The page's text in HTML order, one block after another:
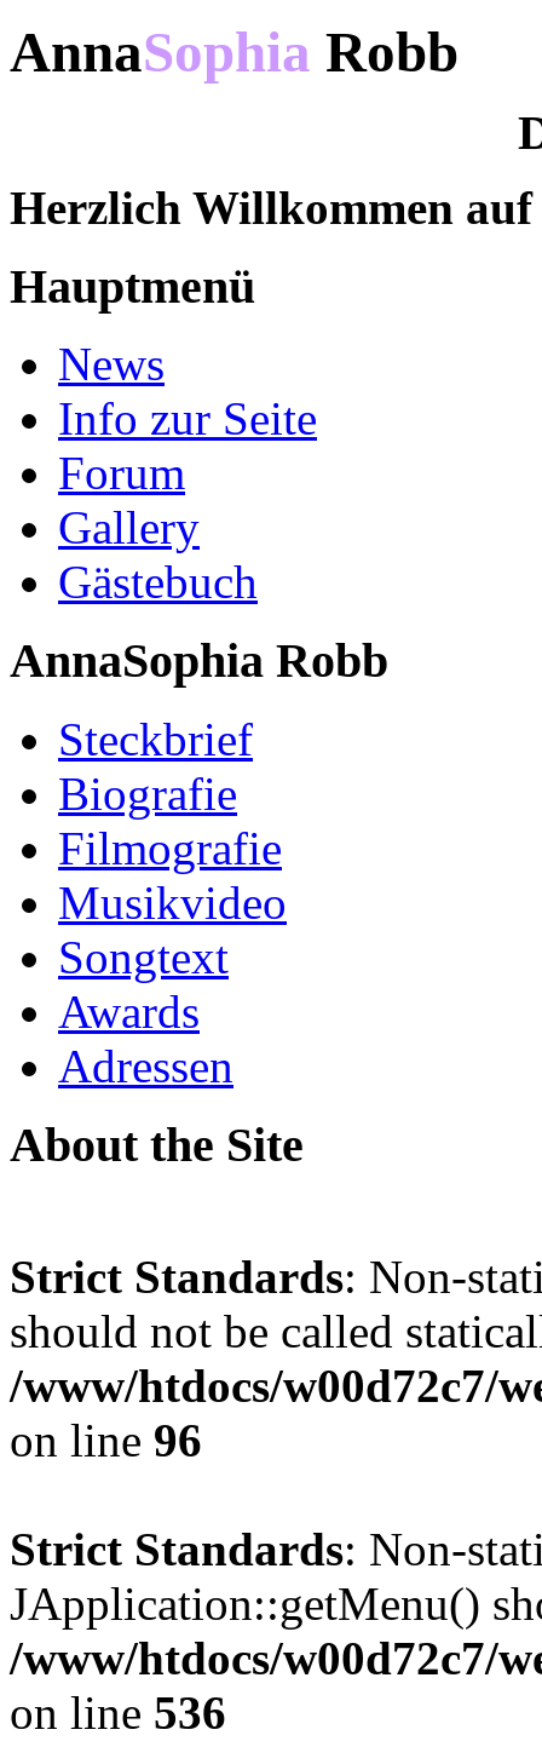
AnnaSophia Robb
Herzlich Willkommen
Hauptmenü
News
Info zur Seite
Forum
Gallery
Gästebuch
AnnaSophia Robb
Steckbrief
Biografie
Filmografie
Musikvideo
Songtext
Awards
Adressen
About the Site
Strict Standards: Non-
should not be called
/www/htdocs/w00d72c7/
on line 96
Strict Standards: Non-
JApplication::getMenu()
/www/htdocs/w00d72c7/
on line 536